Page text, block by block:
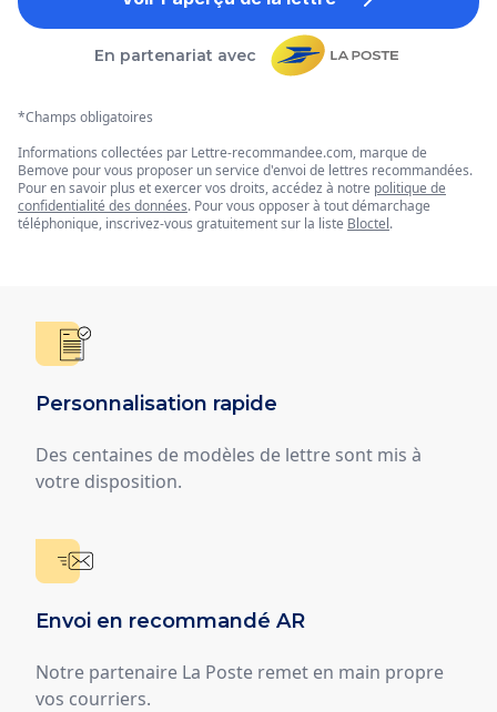
En partenariat avec
*Champs obligatoires
Informations collectées par Lettre-recommandee.com, marque de
Bemove pour vous proposer un service d'envoi de lettres recommandées.
Pour en savoir plus et exercer vos droits, accédez à notre politique de
confidentialité des données. Pour vous opposer à tout démarchage
téléphonique, inscrivez-vous gratuitement sur la liste Bloctel.
Personnalisation rapide
Des centaines de modèles de lettre sont mis à
votre disposition.
Envoi en recommandé AR
Notre partenaire La Poste remet en main propre
vos courriers.